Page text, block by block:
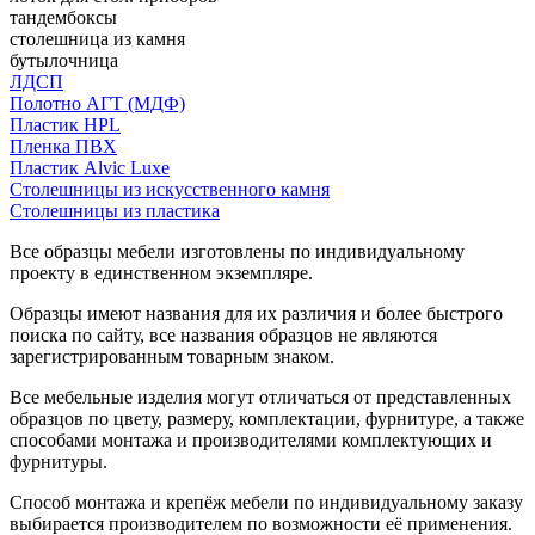
тандембоксы
столешница из камня
бутылочница
ЛДСП
Полотно АГТ (МДФ)
Пластик HPL
Пленка ПВХ
Пластик Alvic Luxe
Столешницы из искусственного камня
Столешницы из пластика
Все образцы мебели изготовлены по индивидуальному
проекту в единственном экземпляре.
Образцы имеют названия для их различия и более быстрого
поиска по сайту, все названия образцов не являются
зарегистрированным товарным знаком.
Все мебельные изделия могут отличаться от представленных
образцов по цвету, размеру, комплектации, фурнитуре, а также
способами монтажа и производителями комплектующих и
фурнитуры.
Способ монтажа и крепёж мебели по индивидуальному заказу
выбирается производителем по возможности её применения.